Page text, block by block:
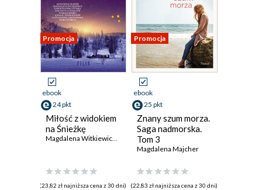
Promocja
ebook
24 pkt
Miłość z widokiem
na Śnieżkę
Magdalena Witkiewicz, Anna H. Niemczynow
(23,82 zł najniższa cena z 30 dni)
Promocja
ebook
25 pkt
Znany szum morza.
Saga nadmorska.
Tom 3
Magdalena Majcher
(22,83 zł najniższa cena z 30 dni)